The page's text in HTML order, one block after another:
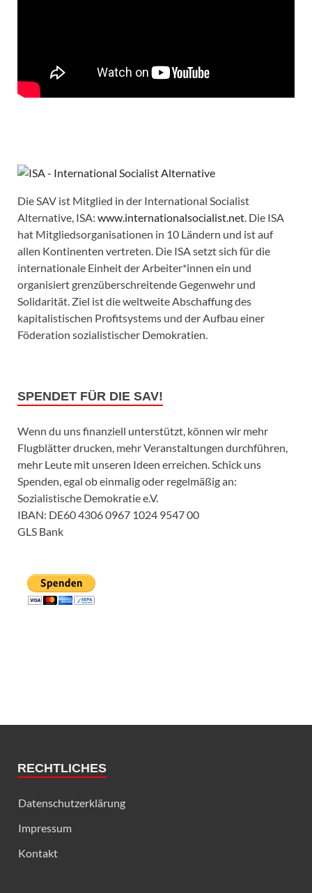
Die SAV ist Mitglied in der International Socialist
Alternative, ISA: www.internationalsocialist.net. Die ISA
hat Mitgliedsorganisationen in 10 Ländern und ist auf
allen Kontinenten vertreten. Die ISA setzt sich für die
internationale Einheit der Arbeiter*innen ein und
organisiert grenzüberschreitende Gegenwehr und
Solidarität. Ziel ist die weltweite Abschaffung des
kapitalistischen Profitsystems und der Aufbau einer
Föderation sozialistischer Demokratien.
SPENDET FÜR DIE SAV!
Wenn du uns finanziell unterstützt, können wir mehr
Flugblätter drucken, mehr Veranstaltungen durchführen,
mehr Leute mit unseren Ideen erreichen. Schick uns
Spenden, egal ob einmalig oder regelmäßig an:
Sozialistische Demokratie e.V.
IBAN: DE60 4306 0967 1024 9547 00
GLS Bank
RECHTLICHES
Datenschutzerklärung
Impressum
Kontakt